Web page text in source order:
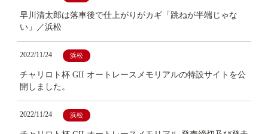
早川清太郎は落車後で仕上がりがカギ「跳ねが半端じゃな
い」／浜松
2022/11/24 浜松
チャリロト杯 GII オートレースメモリアルの特設サイトを公
開しました。
2022/11/24 浜松